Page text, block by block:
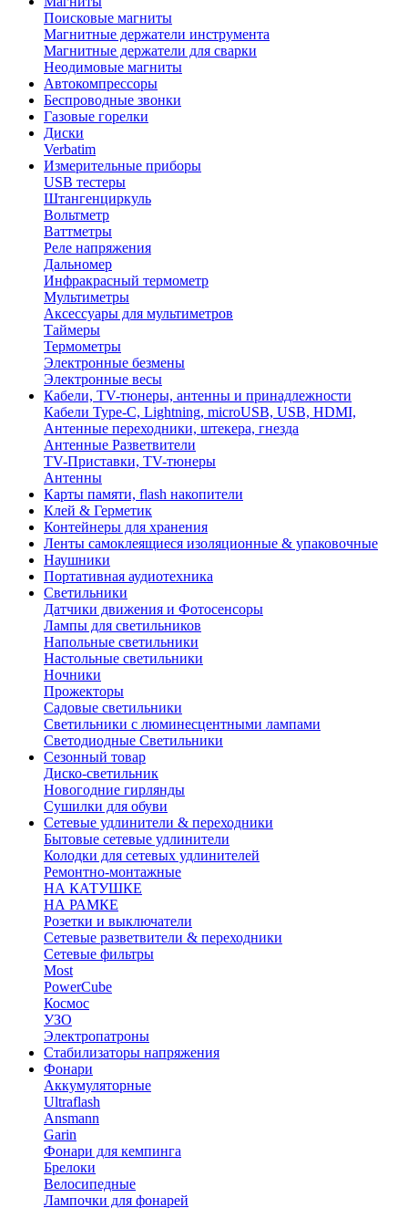
Поисковые магниты
Магнитные держатели инструмента
Магнитные держатели для сварки
Неодимовые магниты
Автокомпрессоры
Беспроводные звонки
Газовые горелки
Диски
Verbatim
Измерительные приборы
USB тестеры
Штангенциркуль
Вольтметр
Ваттметры
Реле напряжения
Дальномер
Инфракрасный термометр
Мультиметры
Аксессуары для мультиметров
Таймеры
Термометры
Электронные безмены
Электронные весы
Кабели, TV-тюнеры, антенны и принадлежности
Кабели Type-C, Lightning, microUSB, USB, HDMI,
Антенные переходники, штекера, гнезда
Антенные Разветвители
TV-Приставки, TV-тюнеры
Антенны
Карты памяти, flash накопители
Клей & Герметик
Контейнеры для хранения
Ленты самоклеящиеся изоляционные & упаковочные
Наушники
Портативная аудиотехника
Светильники
Датчики движения и Фотосенсоры
Лампы для светильников
Напольные светильники
Настольные светильники
Ночники
Прожекторы
Садовые светильники
Светильники с люминесцентными лампами
Светодиодные Светильники
Сезонный товар
Диско-светильник
Новогодние гирлянды
Сушилки для обуви
Сетевые удлинители & переходники
Бытовые сетевые удлинители
Колодки для сетевых удлинителей
Ремонтно-монтажные
НА КАТУШКЕ
НА РАМКЕ
Розетки и выключатели
Сетевые разветвители & переходники
Сетевые фильтры
Most
PowerCube
Космос
УЗО
Электропатроны
Стабилизаторы напряжения
Фонари
Аккумуляторные
Ultraflash
Ansmann
Garin
Фонари для кемпинга
Брелоки
Велосипедные
Лампочки для фонарей